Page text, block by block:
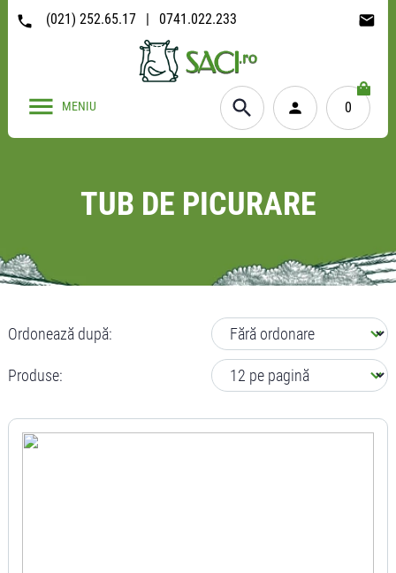
(021) 252.65.17 | 0741.022.233
MENIU 0
TUB DE PICURARE
Ordonează după:
Produse: